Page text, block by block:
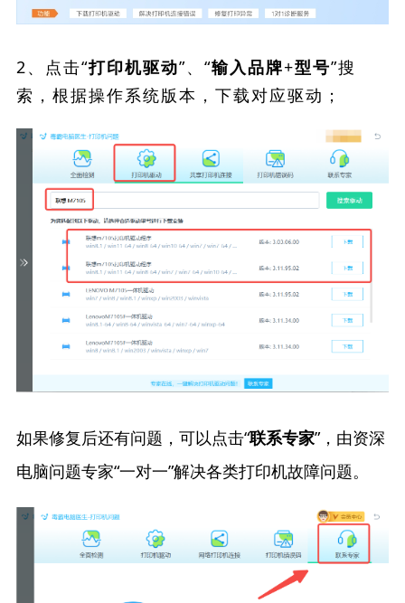
2、点击“打印机驱动”、“输入品牌+型号”搜
索，根据操作系统版本，下载对应驱动；
如果修复后还有问题，可以点击“联系专家”，由资深
电脑问题专家“一对一”解决各类打印机故障问题。